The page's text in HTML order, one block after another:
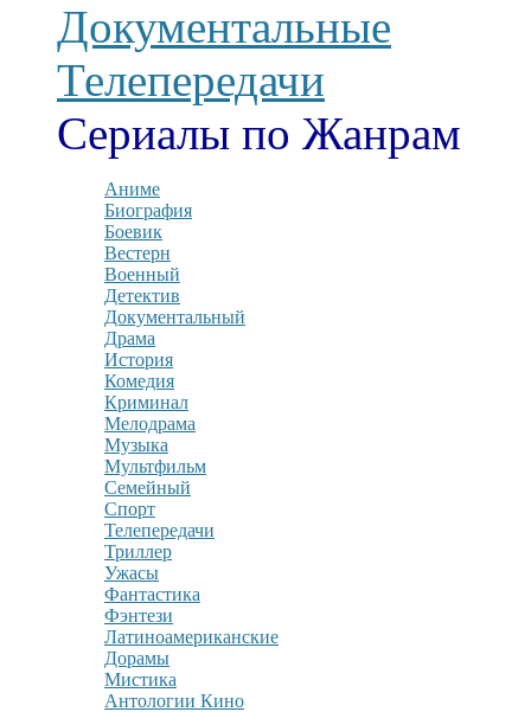
Документальные
Телепередачи
Сериалы по Жанрам
Аниме
Биография
Боевик
Вестерн
Военный
Детектив
Документальный
Драма
История
Комедия
Криминал
Мелодрама
Музыка
Мультфильм
Семейный
Спорт
Телепередачи
Триллер
Ужасы
Фантастика
Фэнтези
Латиноамериканские
Дорамы
Мистика
Антологии Кино